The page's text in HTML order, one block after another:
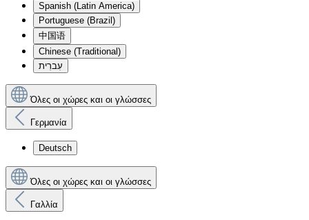
Spanish (Latin America)
Portuguese (Brazil)
中国语
Chinese (Traditional)
עִברִית
Όλες οι χώρες και οι γλώσσες
Γερμανία
Deutsch
Όλες οι χώρες και οι γλώσσες
Γαλλία